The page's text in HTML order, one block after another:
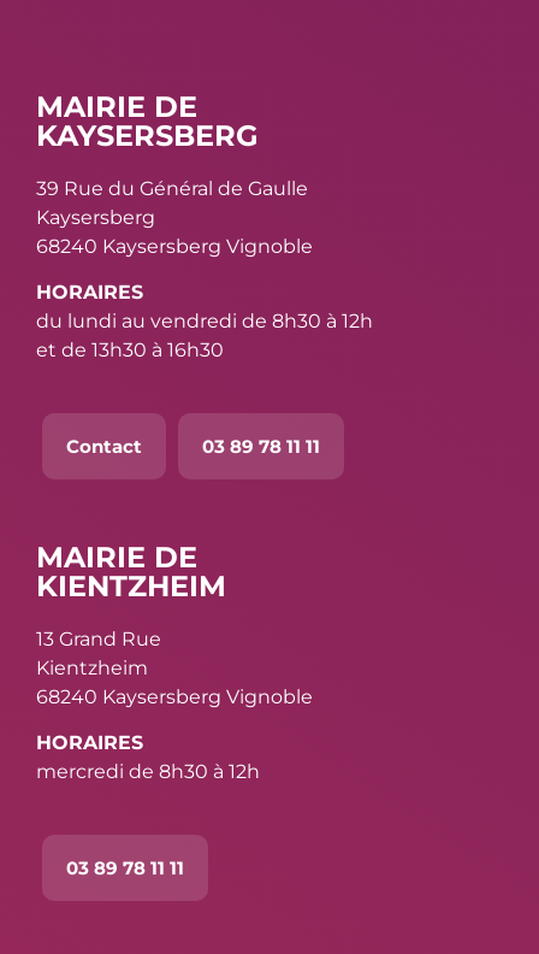
MAIRIE DE
KAYSERSBERG
39 Rue du Général de Gaulle
Kaysersberg
68240 Kaysersberg Vignoble
HORAIRES
du lundi au vendredi de 8h30 à 12h
et de 13h30 à 16h30
Contact 03 89 78 11 11
MAIRIE DE
KIENTZHEIM
13 Grand Rue
Kientzheim
68240 Kaysersberg Vignoble
HORAIRES
mercredi de 8h30 à 12h
03 89 78 11 11